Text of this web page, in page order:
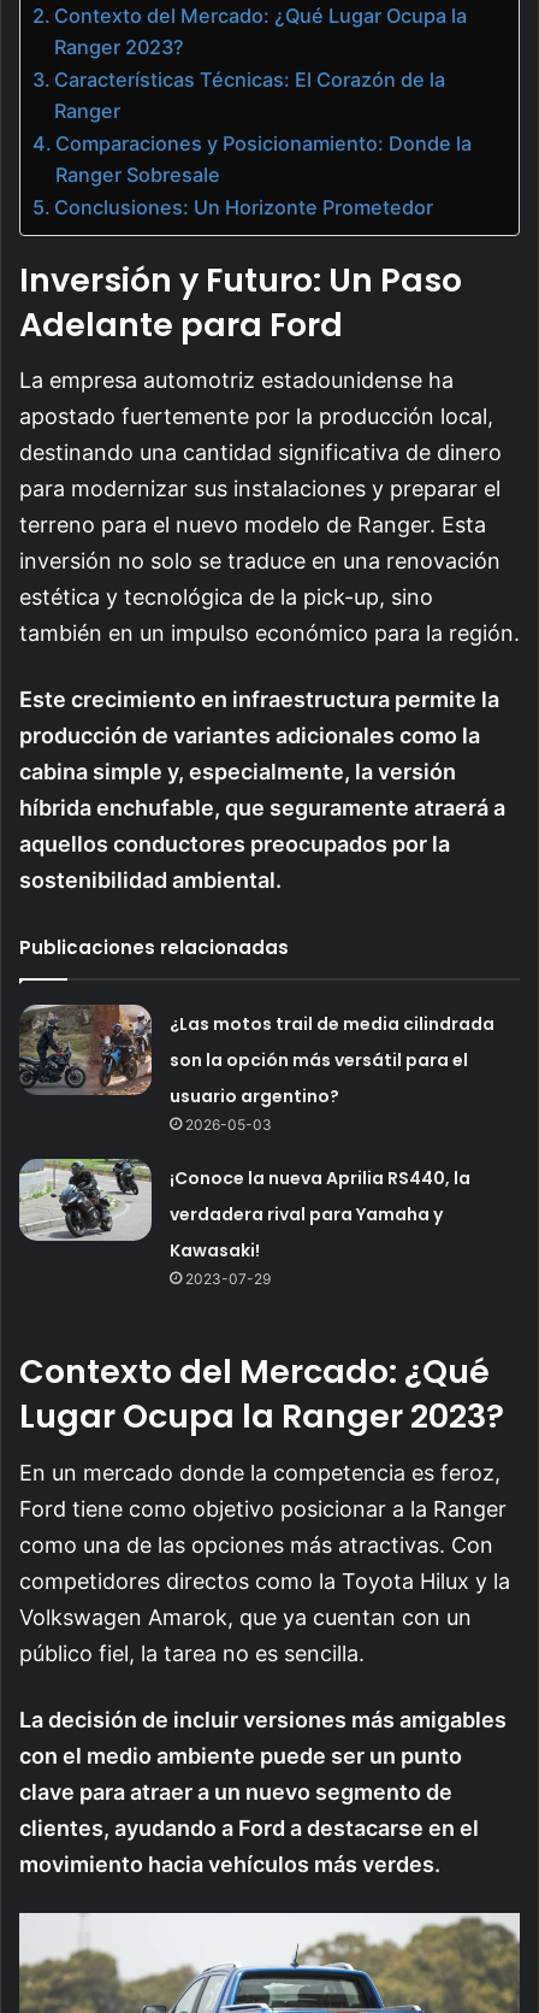
Contexto del Mercado: ¿Qué Lugar Ocupa la
Ranger 2023?
Características Técnicas: El Corazón de la
Ranger
Comparaciones y Posicionamiento: Donde la
Ranger Sobresale
Conclusiones: Un Horizonte Prometedor
Inversión y Futuro: Un Paso
Adelante para Ford
La empresa automotriz estadounidense ha
apostado fuertemente por la producción local,
destinando una cantidad significativa de dinero
para modernizar sus instalaciones y preparar el
terreno para el nuevo modelo de Ranger. Esta
inversión no solo se traduce en una renovación
estética y tecnológica de la pick-up, sino
también en un impulso económico para la región.
Este crecimiento en infraestructura permite la
producción de variantes adicionales como la
cabina simple y, especialmente, la versión
híbrida enchufable, que seguramente atraerá a
aquellos conductores preocupados por la
sostenibilidad ambiental.
Publicaciones relacionadas
¿Las motos trail de media cilindrada
son la opción más versátil para el
usuario argentino?
2026-05-03
¡Conoce la nueva Aprilia RS440, la
verdadera rival para Yamaha y
Kawasaki!
2023-07-29
Contexto del Mercado: ¿Qué
Lugar Ocupa la Ranger 2023?
En un mercado donde la competencia es feroz,
Ford tiene como objetivo posicionar a la Ranger
como una de las opciones más atractivas. Con
competidores directos como la Toyota Hilux y la
Volkswagen Amarok, que ya cuentan con un
público fiel, la tarea no es sencilla.
La decisión de incluir versiones más amigables
con el medio ambiente puede ser un punto
clave para atraer a un nuevo segmento de
clientes, ayudando a Ford a destacarse en el
movimiento hacia vehículos más verdes.